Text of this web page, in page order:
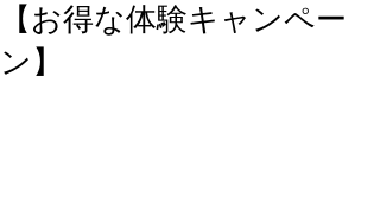
【お得な体験キャンペー
ン】